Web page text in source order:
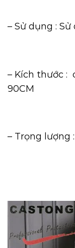
– Sử dụng :
– Kích thước :
90CM
– Trọng lượng